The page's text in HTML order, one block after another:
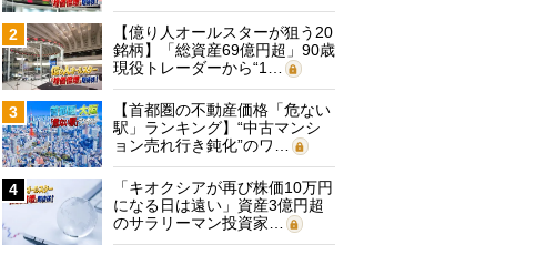
2
【億り人オールスターが狙う20
銘柄】「総資産69億円超」90歳
現役トレーダーから“1…
3
【首都圏の不動産価格「危ない
駅」ランキング】“中古マンシ
ョン売れ行き鈍化”のワ…
4
「キオクシアが再び株価10万円
になる日は遠い」資産3億円超
のサラリーマン投資家…